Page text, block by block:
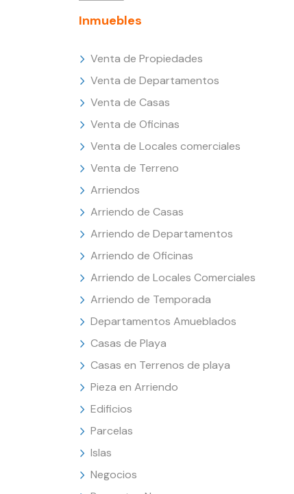
Inmuebles
Venta de Propiedades
Venta de Departamentos
Venta de Casas
Venta de Oficinas
Venta de Locales comerciales
Venta de Terreno
Arriendos
Arriendo de Casas
Arriendo de Departamentos
Arriendo de Oficinas
Arriendo de Locales Comerciales
Arriendo de Temporada
Departamentos Amueblados
Casas de Playa
Casas en Terrenos de playa
Pieza en Arriendo
Edificios
Parcelas
Islas
Negocios